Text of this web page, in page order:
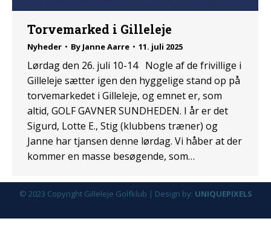
Torvemarked i Gilleleje
Nyheder By Janne Aarre 11. juli 2025
Lørdag den 26. juli 10-14 Nogle af de frivillige i
Gilleleje sætter igen den hyggelige stand op på
torvemarkedet i Gilleleje, og emnet er, som
altid, GOLF GAVNER SUNDHEDEN. I år er det
Sigurd, Lotte E., Stig (klubbens træner) og
Janne har tjansen denne lørdag. Vi håber at der
kommer en masse besøgende, som…
© 2023 Copyright Gilleleje Golfklub | Design by: UNIQUEPIXELS